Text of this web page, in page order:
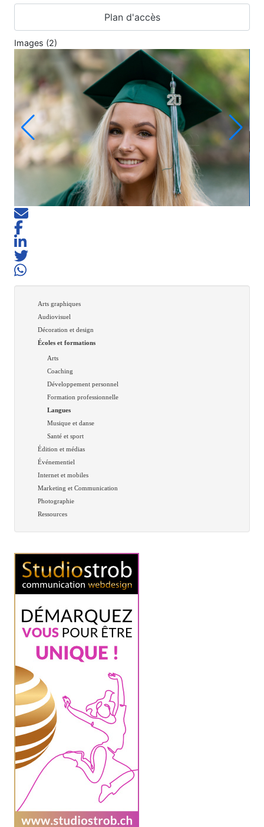
Plan d'accès
Images (2)
Arts graphiques
Audiovisuel
Décoration et design
Écoles et formations
Arts
Coaching
Développement personnel
Formation professionnelle
Langues
Musique et danse
Santé et sport
Édition et médias
Événementiel
Internet et mobiles
Marketing et Communication
Photographie
Ressources